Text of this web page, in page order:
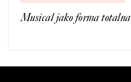
Musical jako forma totalna